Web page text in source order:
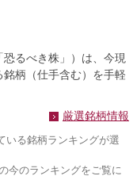
恐るべき株」）は、今現
柄（仕手含む）を手軽
厳選銘柄情報
いる銘柄ランキングが選
今のランキングをご覧に